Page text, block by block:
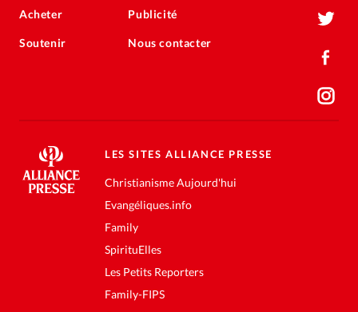
Acheter
Soutenir
Publicité
Nous contacter
LES SITES ALLIANCE PRESSE
Christianisme Aujourd'hui
Evangéliques.info
Family
SpirituElles
Les Petits Reporters
Family-FIPS